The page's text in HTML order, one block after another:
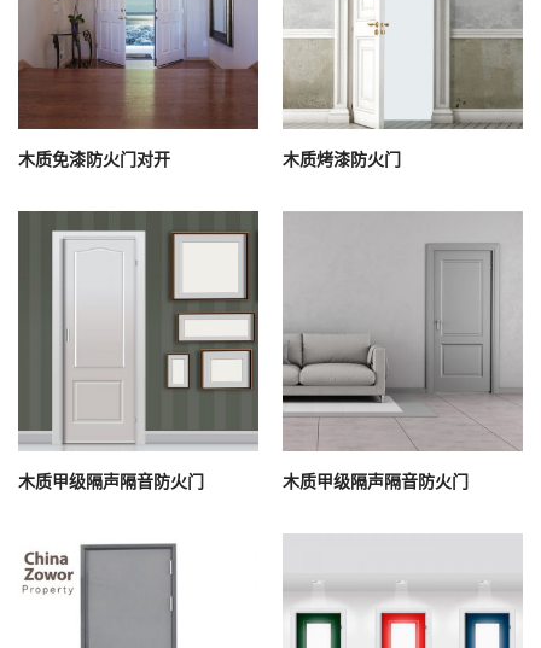
木质免漆防火门对开 木质烤漆防火门
木质甲级隔声隔音防火门 木质甲级隔声隔音防火门